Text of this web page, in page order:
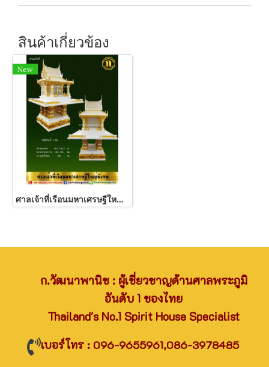
สินค้าเกี่ยวข้อง
New
ศาลเจ้าที่เรือนมหาเศรษฐีใหญ่พิเศษ
ก.วัฒนาพานิช : ผู้เชี่ยวชาญด้านศาลพระภูมิ
อันดับ 1 ของไทย
Thailand's No.1 Spirit House Specialist
เบอร์โทร : 096-9655961,086-3978485